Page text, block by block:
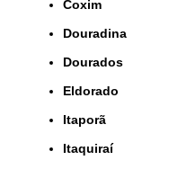
Coxim
Douradina
Dourados
Eldorado
Itaporã
Itaquiraí